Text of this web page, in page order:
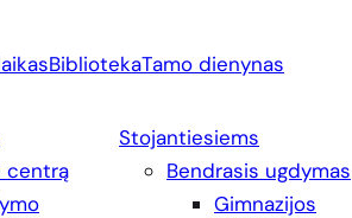
BibliotekaTamo dienynas
centrą
Stojantiesiems
Bendrasis ugdymas
Gimnazijos